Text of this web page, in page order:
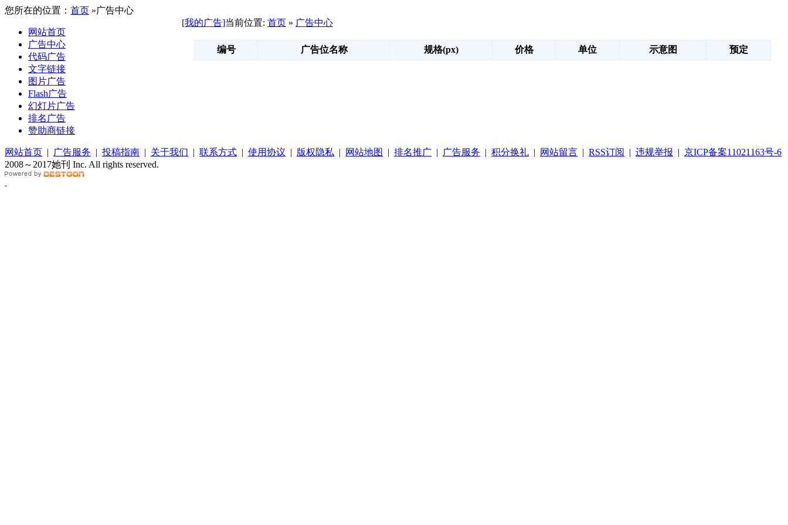
您所在的位置： 首页 »广告中心
网站首页
广告中心
代码广告
文字链接
图片广告
Flash广告
幻灯片广告
排名广告
赞助商链接
[我的广告]当前位置: 首页 » 广告中心
编号 广告位名称 规格(px) 价格 单位 示意图 预定
网站首页 | 广告服务 | 投稿指南 | 关于我们 | 联系方式 | 使用协议 | 版权隐私 | 网站地图 | 排名推广 | 广告服务 | 积分换礼 | 网站留言 | RSS订阅 | 违规举报 | 京ICP备案11021163号-6
2008～2017她刊 Inc. All rights reserved.